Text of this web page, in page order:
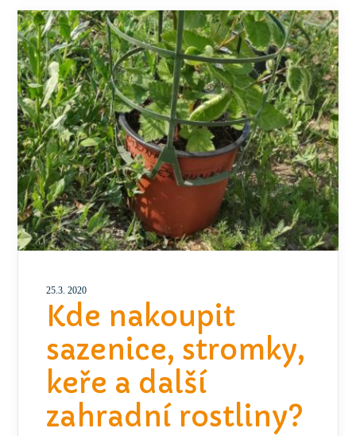
25.3. 2020
Kde nakoupit
sazenice, stromky,
keře a další
zahradní rostliny?